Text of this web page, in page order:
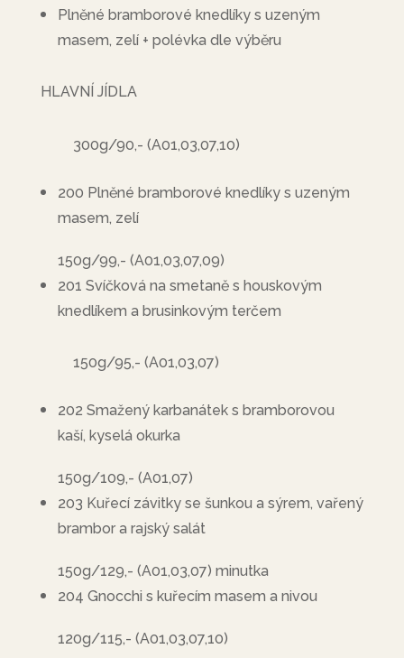
Plněné bramborové knedlíky s uzeným
masem, zelí + polévka dle výběru
HLAVNÍ JÍDLA
300g/90,- (A01,03,07,10)
200 Plněné bramborové knedlíky s uzeným
masem, zelí
150g/99,- (A01,03,07,09)
201 Svíčková na smetaně s houskovým
knedlíkem a brusinkovým terčem
150g/95,- (A01,03,07)
202 Smažený karbanátek s bramborovou
kaší, kyselá okurka
150g/109,- (A01,07)
203 Kuřecí závitky se šunkou a sýrem, vařený
brambor a rajský salát
150g/129,- (A01,03,07) minutka
204 Gnocchi s kuřecím masem a nivou
120g/115,- (A01,03,07,10)